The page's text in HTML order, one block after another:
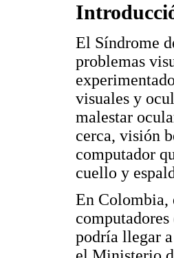
El Síndrome
problemas
visuales y
malestar
cerca, visión
computador
cuello y
En Colombia,
podría llegar